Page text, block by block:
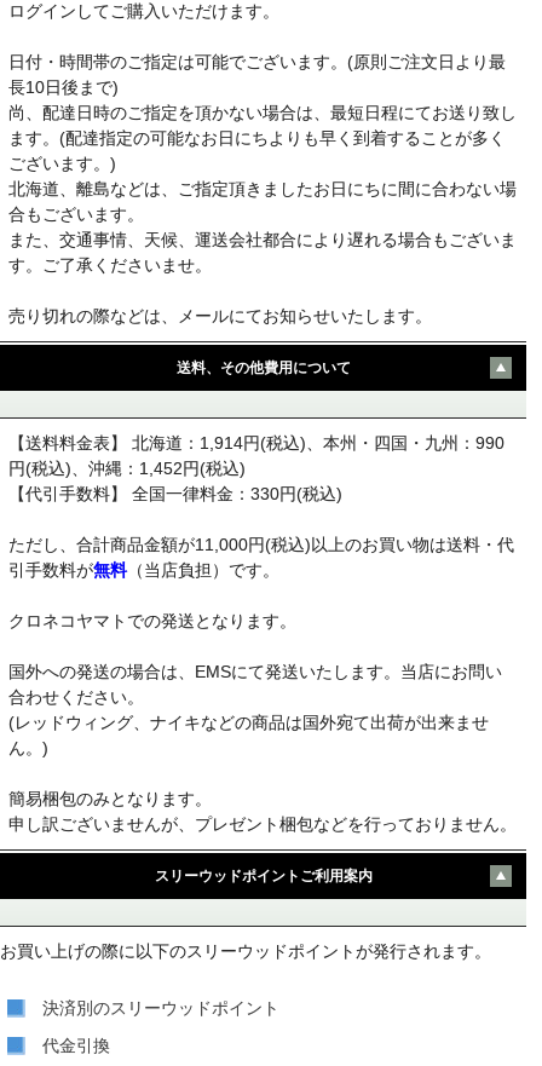
ログインしてご購入いただけます。
日付・時間帯のご指定は可能でございます。(原則ご注文日より最
長10日後まで)
尚、配達日時のご指定を頂かない場合は、最短日程にてお送り致し
ます。(配達指定の可能なお日にちよりも早く到着することが多く
ございます。)
北海道、離島などは、ご指定頂きましたお日にちに間に合わない場
合もございます。
また、交通事情、天候、運送会社都合により遅れる場合もございま
す。ご了承くださいませ。
売り切れの際などは、メールにてお知らせいたします。
送料、その他費用について
【送料料金表】 北海道：1,914円(税込)、本州・四国・九州：990
円(税込)、沖縄：1,452円(税込)
【代引手数料】 全国一律料金：330円(税込)
ただし、合計商品金額が11,000円(税込)以上のお買い物は送料・代
引手数料が無料（当店負担）です。
クロネコヤマトでの発送となります。
国外への発送の場合は、EMSにて発送いたします。当店にお問い
合わせください。
(レッドウィング、ナイキなどの商品は国外宛て出荷が出来ませ
ん。)
簡易梱包のみとなります。
申し訳ございませんが、プレゼント梱包などを行っておりません。
スリーウッドポイントご利用案内
お買い上げの際に以下のスリーウッドポイントが発行されます。
決済別のスリーウッドポイント
代金引換